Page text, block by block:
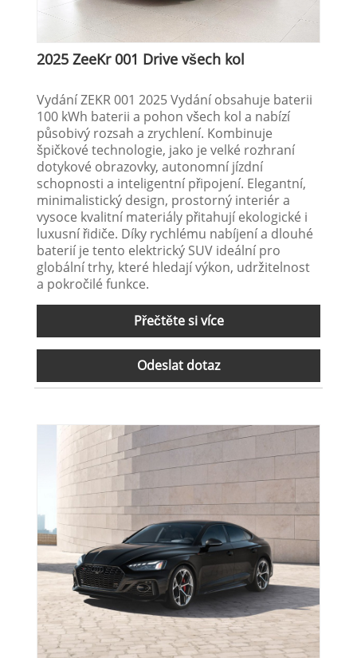
2025 ZeeKr 001 Drive všech kol
Vydání ZEKR 001 2025 Vydání obsahuje baterii
100 kWh baterii a pohon všech kol a nabízí
působivý rozsah a zrychlení. Kombinuje
špičkové technologie, jako je velké rozhraní
dotykové obrazovky, autonomní jízdní
schopnosti a inteligentní připojení. Elegantní,
minimalistický design, prostorný interiér a
vysoce kvalitní materiály přitahují ekologické i
luxusní řidiče. Díky rychlému nabíjení a dlouhé
baterií je tento elektrický SUV ideální pro
globální trhy, které hledají výkon, udržitelnost
a pokročilé funkce.
Přečtěte si více
Odeslat dotaz